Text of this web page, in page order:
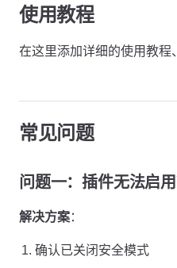
使用教程
在这里添加详细的使用教程
常见问题
问题一：插件无法启用
解决方案：
确认已关闭安全模式